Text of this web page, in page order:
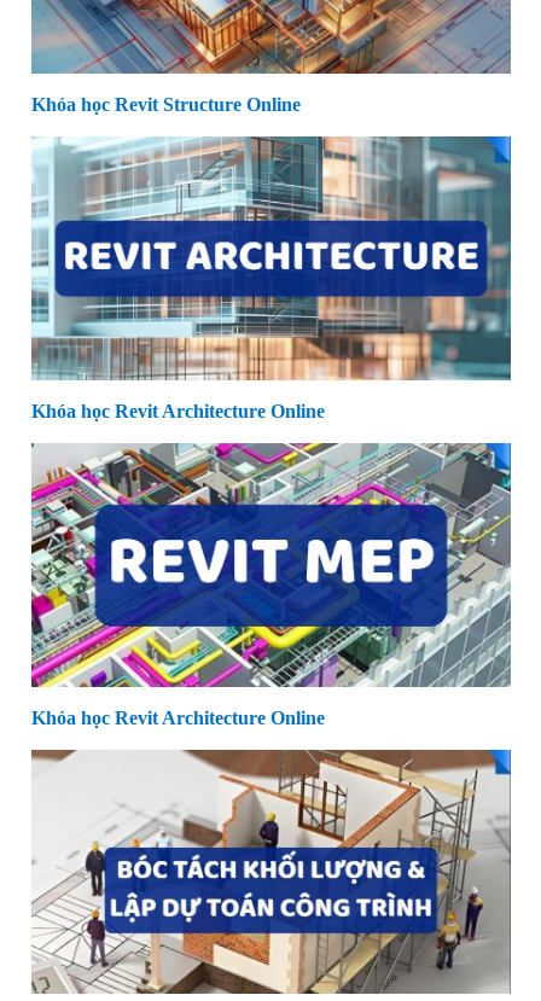
Khóa học Revit Structure Online
Khóa học Revit Architecture Online
Khóa học Revit Architecture Online